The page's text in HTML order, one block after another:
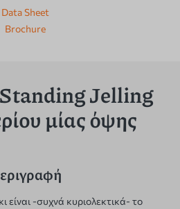
Data Sheet
Brochure
Jelling
μίας όψης
είναι -συχνά κυριολεκτικά- το